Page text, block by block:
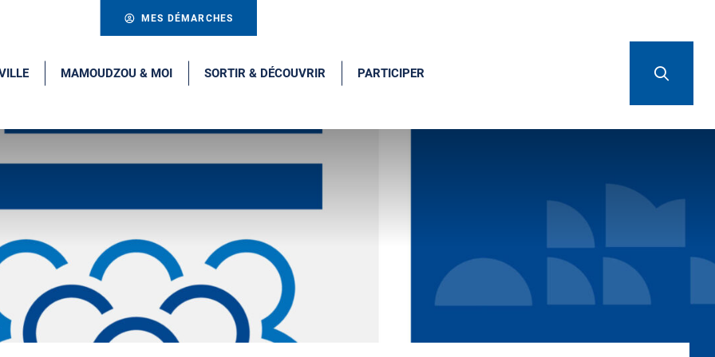
MES DÉMARCHES
MAMOUDZOU & MOI SORTIR & DÉCOUVRIR PARTICIPER